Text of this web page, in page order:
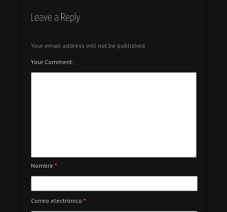
Leave a Reply
Your email address will not be published.
Your Comment:
Nombre *
Correo electrónico *